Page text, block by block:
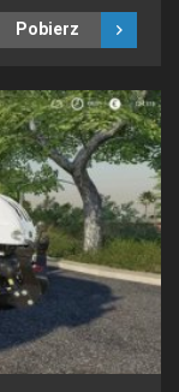
Pobierz